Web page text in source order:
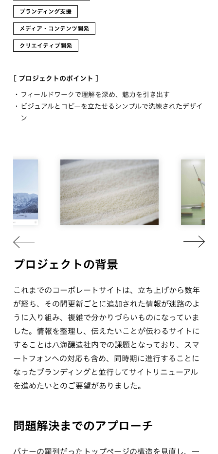
ブランディング支援
メディア・コンテンツ開発
クリエイティブ開発
[ プロジェクトのポイント ]
フィールドワークで理解を深め、魅力を引き出す
ビジュアルとコピーを立たせるシンプルで洗練されたデザイ
ン
プロジェクトの背景
これまでのコーポレートサイトは、立ち上げから数年
が経ち、その間更新ごとに追加された情報が迷路のよ
うに入り組み、複雑で分かりづらいものになっていま
した。情報を整理し、伝えたいことが伝わるサイトに
することは八海醸造社内での課題となっており、スマ
ートフォンへの対応も含め、同時期に進行することに
なったブランディングと並行してサイトリニューアル
を進めたいとのご要望がありました。
問題解決までのアプローチ
バナーの羅列だったトップページの構造を見直し、一